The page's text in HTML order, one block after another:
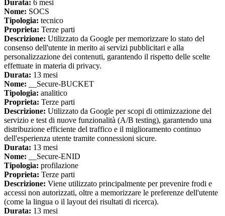
Durata: 6 mesi
Nome: SOCS
Tipologia: tecnico
Proprieta: Terze parti
Descrizione: Utilizzato da Google per memorizzare lo stato del
consenso dell'utente in merito ai servizi pubblicitari e alla
personalizzazione dei contenuti, garantendo il rispetto delle scelte
effettuate in materia di privacy.
Durata: 13 mesi
Nome: __Secure-BUCKET
Tipologia: analitico
Proprieta: Terze parti
Descrizione: Utilizzato da Google per scopi di ottimizzazione del
servizio e test di nuove funzionalità (A/B testing), garantendo una
distribuzione efficiente del traffico e il miglioramento continuo
dell'esperienza utente tramite connessioni sicure.
Durata: 13 mesi
Nome: __Secure-ENID
Tipologia: profilazione
Proprieta: Terze parti
Descrizione: Viene utilizzato principalmente per prevenire frodi e
accessi non autorizzati, oltre a memorizzare le preferenze dell'utente
(come la lingua o il layout dei risultati di ricerca).
Durata: 13 mesi